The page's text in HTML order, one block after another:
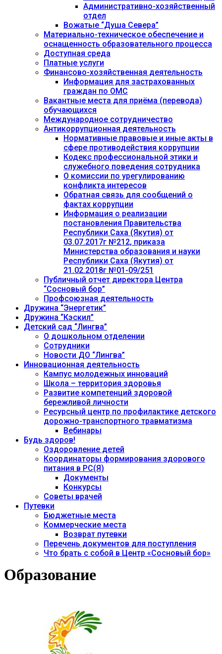
Административно-хозяйственный
отдел
Вожатые “Душа Севера”
Материально-техническое обеспечение и
оснащенность образовательного процесса
Доступная среда
Платные услуги
Финансово-хозяйственная деятельность
Информация для застрахованных
граждан по ОМС
Вакантные места для приёма (перевода)
обучающихся
Международное сотрудничество
Антикоррупционная деятельность
Нормативные правовые и иные акты в
сфере противодействия коррупции
Кодекс профессиональной этики и
служебного поведения сотрудника
О комиссии по урегулированию
конфликта интересов
Обратная связь для сообщений о
фактах коррупции
Информация о реализации
постановления Правительства
Республики Саха (Якутия) от
03.07.2017г №212, приказа
Министерства образования и науки
Республики Саха (Якутия) от
21.02.2018г №01-09/251
Публичный отчет директора Центра
“Сосновый бор”
Профсоюзная деятельность
Дружина “Энергетик”
Дружина “Кэскил”
Детский сад “Лингва”
О дошкольном отделении
Сотрудники
Новости ДО “Лингва”
Инновационная деятельность
Кампус молодежных инноваций
Школа – территория здоровья
Развитие компетенций здоровой
бережливой личности
Ресурсный центр по профилактике детского
дорожно-транспортного травматизма
Вебинары
Будь здоров!
Оздоровление детей
Координаторы формирования здорового
питания в РС(Я)
Документы
Конкурсы
Советы врачей
Путевки
Бюджетные места
Коммерческие места
Возврат путевки
Перечень документов для поступления
Что брать с собой в Центр «Сосновый бор»
Образование